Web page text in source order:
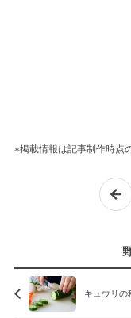
※掲載情報は記事制作時点
キュウリの